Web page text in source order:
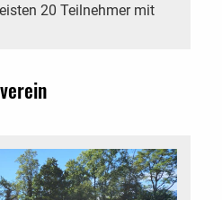
20 Teilnehmer mit